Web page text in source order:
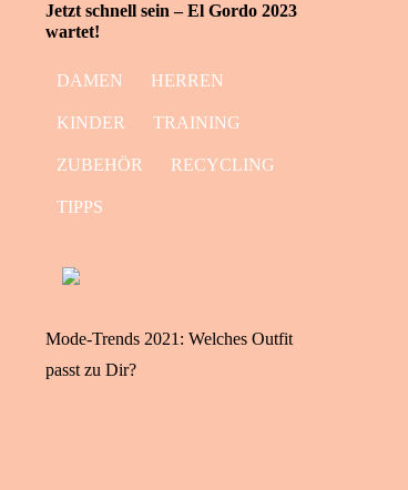
Jetzt schnell sein – El Gordo 2023
wartet!
DAMEN HERREN
KINDER TRAINING
ZUBEHÖR RECYCLING
TIPPS
Mode-Trends 2021: Welches Outfit
passt zu Dir?